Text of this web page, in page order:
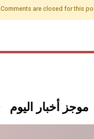
Comments are closed for this
موجز أخبار اليوم